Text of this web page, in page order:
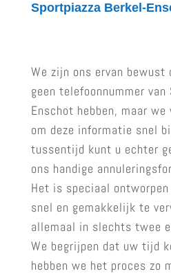
Sportpiazza Berkel-
We zijn ons ervan bewust
geen telefoonnummer
Enschot hebben, maar we
om deze informatie snel
tussentijd kunt u echter
ons handige
Het is speciaal
snel en gemakkelijk te
allemaal in slechts twee
We begrijpen dat uw tijd
hebben we het proces zo